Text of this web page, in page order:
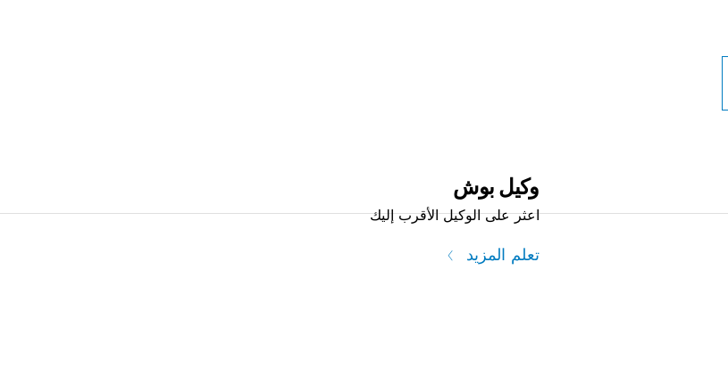
وكيل بوش
اعثر على الوكيل الأقرب إليك
تعلم المزيد